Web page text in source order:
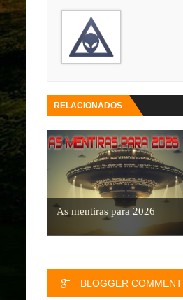
RELACIONADOS
As mentiras para 2026
BLOGGER COMMENT